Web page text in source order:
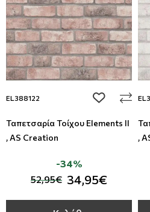
EL388122 add to
Ταπετσαρία Τοίχου Elements II
, AS Creation
52,95€ 34,95€
-34%
,